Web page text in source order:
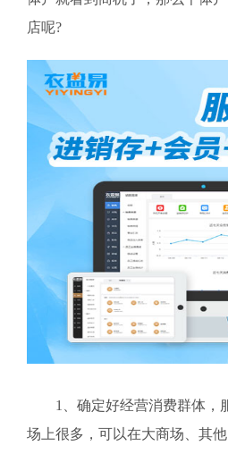
店呢?
1、确定好经营消费群体，
场上很多，可以在大商场、其